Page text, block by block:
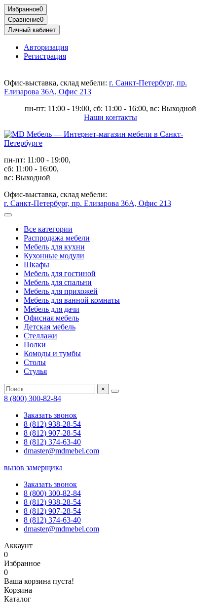
Избранное0
Сравнение0
Личный кабинет
Авторизация
Регистрация
Офис-выставка, склад мебели: г. Санкт-Петербург, пр.
Елизарова 36А, Офис 213
пн-пт: 11:00 - 19:00, сб: 11:00 - 16:00, вс: Выходной
Наши контакты
пн-пт: 11:00 - 19:00,
сб: 11:00 - 16:00,
вс: Выходной
Офис-выставка, склад мебели:
г. Санкт-Петербург, пр. Елизарова 36А, Офис 213
Все категории
Распродажа мебели
Мебель для кухни
Кухонные модули
Шкафы
Мебель для гостиной
Мебель для спальни
Мебель для прихожей
Мебель для ванной комнаты
Мебель для дачи
Офисная мебель
Детская мебель
Стеллажи
Полки
Комоды и тумбы
Столы
Стулья
×
8 (800) 300-82-84
Заказать звонок
8 (812) 938-28-54
8 (812) 907-28-54
8 (812) 374-63-40
dmaster@mdmebel.com
вызов замерщика
Заказать звонок
8 (800) 300-82-84
8 (812) 938-28-54
8 (812) 907-28-54
8 (812) 374-63-40
dmaster@mdmebel.com
Аккаунт
0
Избранное
0
Ваша корзина пуста!
Корзина
Каталог